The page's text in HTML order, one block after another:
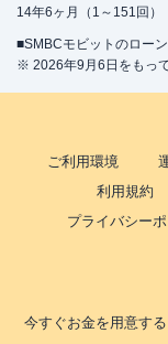
14年6ヶ月（1～151回）
■SMBCモビットのロー
※ 2026年9月6日をもっ
ご利用環境
利用規約
プライバシー
今すぐお金を用意する